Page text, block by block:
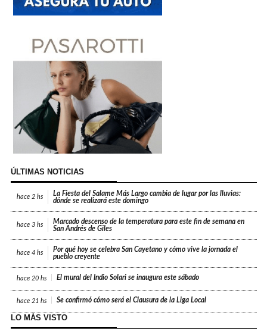
ÚLTIMAS NOTICIAS
hace 2 hs
La Fiesta del Salame Más Largo cambia de lugar por las lluvias:
dónde se realizará este domingo
hace 3 hs
Marcado descenso de la temperatura para este fin de semana en
San Andrés de Giles
hace 4 hs
Por qué hoy se celebra San Cayetano y cómo vive la jornada el
pueblo creyente
hace 20 hs El mural del Indio Solari se inaugura este sábado
hace 21 hs Se confirmó cómo será el Clausura de la Liga Local
LO MÁS VISTO